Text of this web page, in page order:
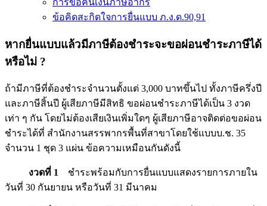
การขอคืนเงินภาษีอากร
ข้อคิดสะกิดใจการยื่นแบบ ภ.ง.ด.90,91
หากยื่นแบบแล้วมีภาษีต้องชำระจะขอผ่อนชำระภาษีได้
หรือไม่ ?
ถ้ามีภาษีที่ต้องชำระจำนวนตั้งแต่ 3,000 บาทขึ้นไป ทั้งภาษีครึ่งปี
และภาษีสิ้นปี ผู้เสียภาษีมีสิทธิ ขอผ่อนชำระภาษีได้เป็น 3 งวด
เท่า ๆ กัน โดยไม่ต้องเสียเงินเพิ่มใดๆ ผู้เสียภาษีอาจติดต่อขอผ่อน
ชำระได้ที่ สำนักงานสรรพากรพื้นที่สาขาโดยใช้แบบบ.ช. 35
จำนวน 1 ชุด 3 แผ่น ข้อความเหมือนกันดังนี้
งวดที่ 1 ชำระพร้อมกับการยื่นแบบแสดงรายการภายใน
วันที่ 30 กันยายน หรือวันที่ 31 มีนาคม